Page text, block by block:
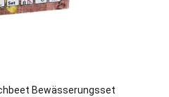
Bewässerungsset